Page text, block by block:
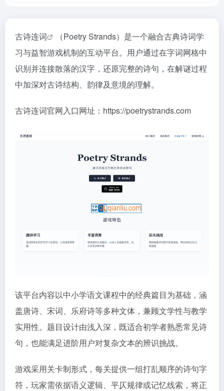
古诗连词
（Poetry Strands）是一个融合古典诗词学
习与益智游戏机制的互动平台。用户通过在字词网格中
识别并连接散落的汉字，还原完整的诗句，在解谜过程
中加深对古诗结构、韵律及意境的理解。
古诗连词官网入口网址：https://poetrystrands.com
该平台内容以中小学语文课程中的经典篇目为基础，涵
盖唐诗、宋词、乐府诗等多种文体，兼顾文学性与教学
实用性。题目设计由浅入深，既适合初学者熟悉常见诗
句，也能满足进阶用户对复杂文本的辨识挑战。
游戏采用关卡制形式，每关提供一组打乱顺序的诗句字
符，玩家需依据语义逻辑、平仄规律或记忆线索，将正